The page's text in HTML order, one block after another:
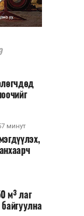
минут
м³ лаг